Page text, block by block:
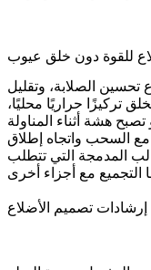
للقوة دون خلق عيوب
تحسين الصلابة، وتقليل
تركيزًا حراريًا محليًا،
السحب واتجاه إطلاق
المدمجة التي تتطلب
التجميع
إرشادات تصميم الأضلاع